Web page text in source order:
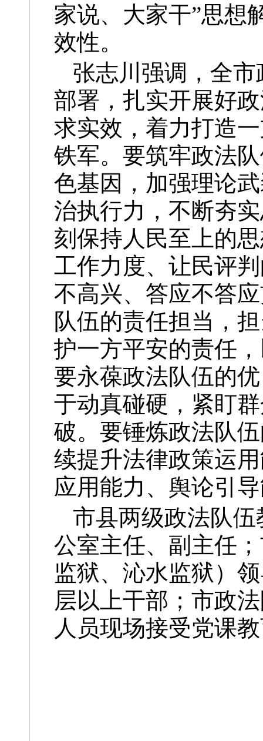
家说、大家干”思想
效性。
张志川强调，全
部署，扎实开展好
求实效，着力打造
铁军。要筑牢政法
色基因，加强理论
治执行力，不断夯
刻保持人民至上的
工作力度、让民评
不高兴、答应不答
队伍的责任担当，
护一方平安的责任
要永葆政法队伍的
于动真碰硬，紧盯
破。要锤炼政法队
续提升法律政策运
应用能力、舆论引
市县两级政法队
公室主任、副主任
监狱、沁水监狱）
层以上干部；市政
人员现场接受党课